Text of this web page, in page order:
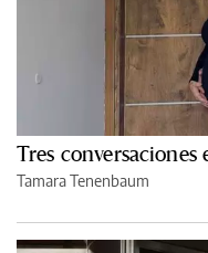
Tres
Tamara Tenenbaum